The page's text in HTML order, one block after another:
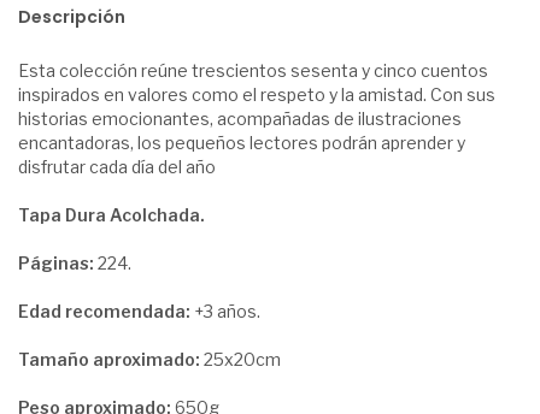
Descripción
Esta colección reúne trescientos sesenta y cinco cuentos
inspirados en valores como el respeto y la amistad. Con sus
historias emocionantes, acompañadas de ilustraciones
encantadoras, los pequeños lectores podrán aprender y
disfrutar cada día del año
Tapa Dura Acolchada.
Páginas: 224.
Edad recomendada: +3 años.
Tamaño aproximado: 25x20cm
Peso aproximado: 650g